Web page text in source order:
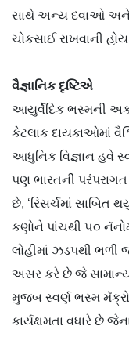
સાથે અન્ય દવાઓ
ચોકસાઈ રાખવાની હોય
વૈજ્ઞાનિક દૃષ્ટિએ
આયુર્વેદિક ભસ્મની
કેટલાક દાયકાઓમાં
આધુનિક વિજ્ઞાન હવે
પણ ભારતની
છે, ‘રિસર્ચમાં સાબિત
કણોને પાંચથી ૫૦
લોહીમાં ઝડપથી ભળી
અસર કરે છે જે સામાન્ય
મુજબ સ્વર્ણ ભસ્મ
કાર્યક્ષમતા વધારે છે